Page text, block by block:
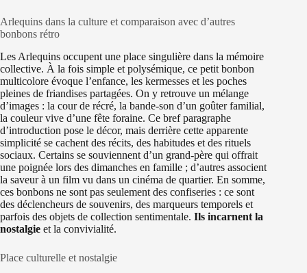
Arlequins dans la culture et comparaison avec d’autres
bonbons rétro
Les Arlequins occupent une place singulière dans la mémoire
collective. À la fois simple et polysémique, ce petit bonbon
multicolore évoque l’enfance, les kermesses et les poches
pleines de friandises partagées. On y retrouve un mélange
d’images : la cour de récré, la bande-son d’un goûter familial,
la couleur vive d’une fête foraine. Ce bref paragraphe
d’introduction pose le décor, mais derrière cette apparente
simplicité se cachent des récits, des habitudes et des rituels
sociaux. Certains se souviennent d’un grand-père qui offrait
une poignée lors des dimanches en famille ; d’autres associent
la saveur à un film vu dans un cinéma de quartier. En somme,
ces bonbons ne sont pas seulement des confiseries : ce sont
des déclencheurs de souvenirs, des marqueurs temporels et
parfois des objets de collection sentimentale. Ils incarnent la
nostalgie et la convivialité.
Place culturelle et nostalgie